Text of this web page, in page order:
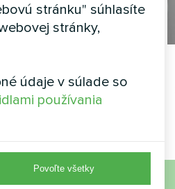
s termostatom
ORB Heat
stránku" súhlasíte
stránky,
údaje v súlade so
používania
Povoľte všetky